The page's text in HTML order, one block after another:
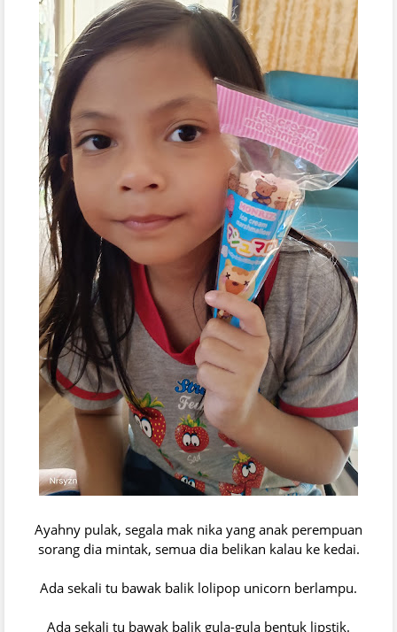
Ayahny pulak, segala mak nika yang anak perempuan
sorang dia mintak, semua dia belikan kalau ke kedai.
Ada sekali tu bawak balik lolipop unicorn berlampu.
Ada sekali tu bawak balik gula-gula bentuk lipstik.